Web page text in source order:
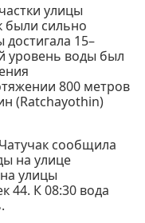
улицы
были сильно
достигала 15–
уровень воды был
800 метров
(Ratchayothin)
сообщила
на улице
улицы
44. К 08:30 вода